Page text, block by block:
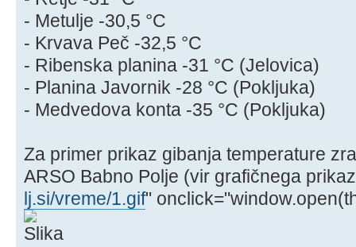
- Metulje -30,5 °C
- Krvava Peč -32,5 °C
- Ribenska planina -31 °C (Jelovica)
- Planina Javornik -28 °C (Pokljuka)
- Medvedova konta -35 °C (Pokljuka)
Za primer prikaz gibanja temperature
ARSO Babno Polje (vir grafičnega
lj.si/vreme/1.gif"